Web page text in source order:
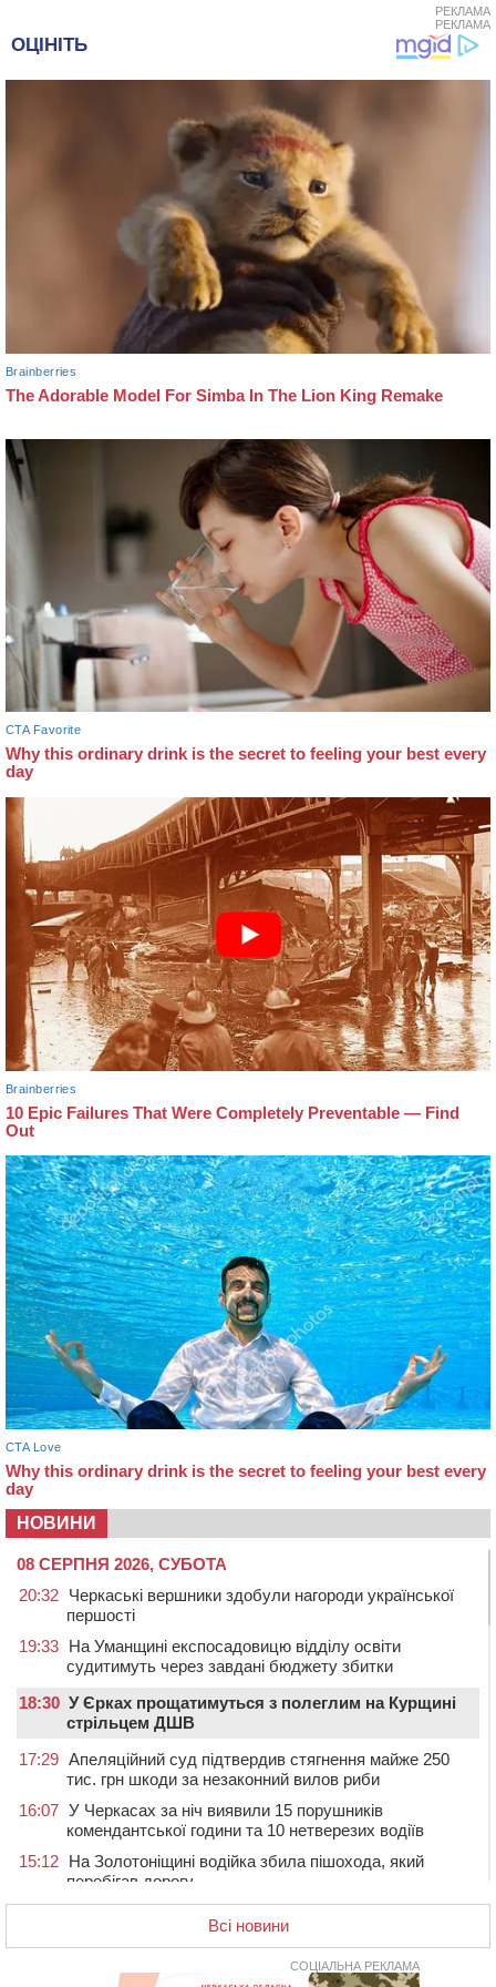
РЕКЛАМА
РЕКЛАМА
НОВИНИ
08 СЕРПНЯ 2026, СУБОТА
20:32 Черкаські вершники здобули нагороди української
першості
19:33 На Уманщині експосадовицю відділу освіти
судитимуть через завдані бюджету збитки
18:30 У Єрках прощатимуться з полеглим на Курщині
стрільцем ДШВ
17:29 Апеляційний суд підтвердив стягнення майже 250
тис. грн шкоди за незаконний вилов риби
16:07 У Черкасах за ніч виявили 15 порушників
комендантської години та 10 нетверезих водіїв
15:12 На Золотоніщині водійка збила пішохода, який
перебігав дорогу
під охорону 188-річну церкву
У Смілі біля магазину під колесами вантажівки
Всі новини
СОЦІАЛЬНА РЕКЛАМА